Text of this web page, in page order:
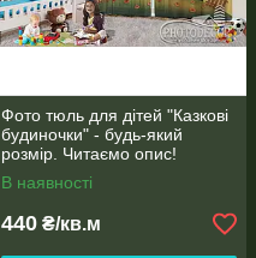
Фото тюль для дітей "Казкові
будиночки" - будь-який
розмір. Читаємо опис!
В наявності
440 ₴/кв.м